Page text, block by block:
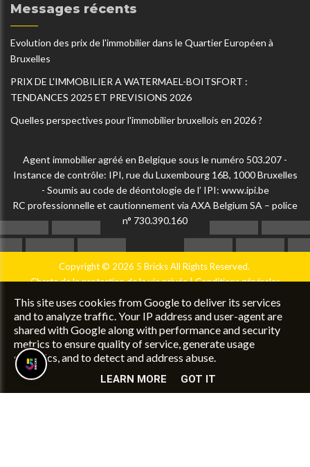
Messages récents
Evolution des prix de l'immobilier dans le Quartier Européen à
Bruxelles
PRIX DE L'IMMOBILIER A WATERMAEL-BOITSFORT :
TENDANCES 2025 ET PREVISIONS 2026
Quelles perspectives pour l'immobilier bruxellois en 2026 ?
Agent immobilier agréé en Belgique sous le numéro 503.207 -
Instance de contrôle: IPI, rue du Luxembourg 16B, 1000 Bruxelles
- Soumis au code de déontologie de l’ IPI: www.ipi.be
RC professionnelle et cautionnement via AXA Belgium SA – police
n° 730.390.160
Copyright © 2026 5 Bricks All Rights Reserved.
Charte de la protection de la vie privée|Conditions générales
d'utilisation du site
Configuration des cookies
UP-TO-DATE
WebDesign
This site uses cookies from Google to deliver its services
and to analyze traffic. Your IP address and user-agent are
shared with Google along with performance and security
metrics to ensure quality of service, generate usage
statistics, and to detect and address abuse.
LEARN MORE GOT IT